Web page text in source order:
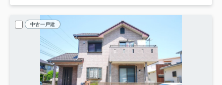
中古一戸建